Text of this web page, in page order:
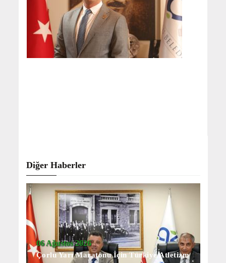
Diğer Haberler
06 Ağustos 2026
Çorlu Yarı Maratonu İçin Türkiye Atletizm